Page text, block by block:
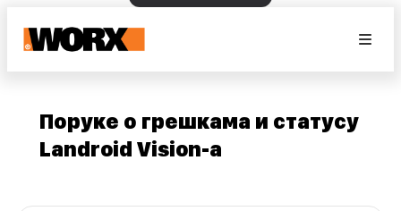
Поруке о грешкама и статусу
Landroid Vision-а